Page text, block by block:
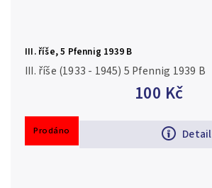
III. říše, 5 Pfennig 1939 B
100 Kč
Detail
III. říše (1933 - 1945) 5 Pfennig 1939 B
Prodáno